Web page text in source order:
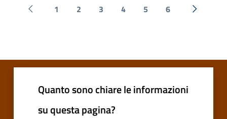
Pagina precedente
1 2 3 4 5 6
Quanto sono chiare le informazioni
su questa pagina?